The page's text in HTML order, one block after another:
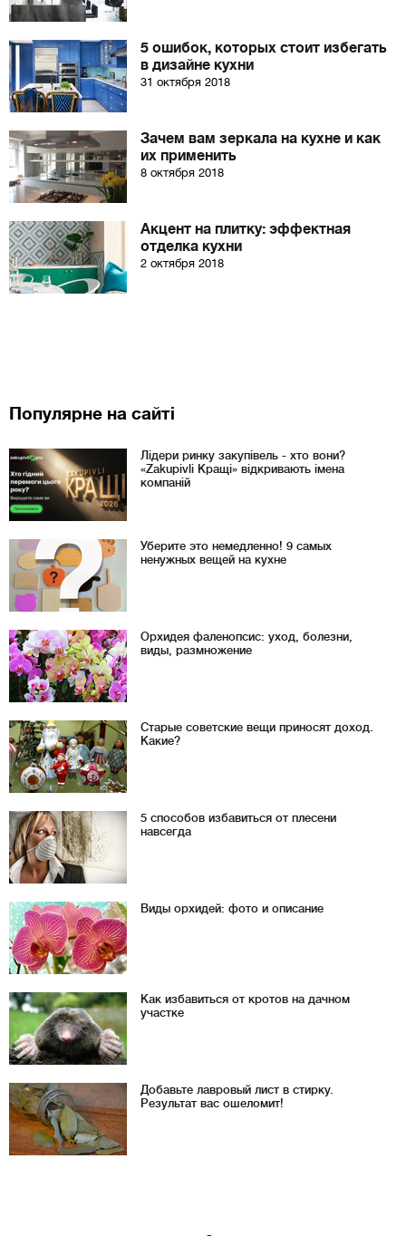
5 ошибок, которых стоит избегать
в дизайне кухни
31 октября 2018
Зачем вам зеркала на кухне и как
их применить
8 октября 2018
Акцент на плитку: эффектная
отделка кухни
2 октября 2018
Популярне на сайті
Лідери ринку закупівель - хто вони?
«Zakupivli Кращі» відкривають імена
компаній
Уберите это немедленно! 9 самых
ненужных вещей на кухне
Орхидея фаленопсис: уход, болезни,
виды, размножение
Старые советские вещи приносят доход.
Какие?
5 способов избавиться от плесени
навсегда
Виды орхидей: фото и описание
Как избавиться от кротов на дачном
участке
Добавьте лавровый лист в стирку.
Результат вас ошеломит!